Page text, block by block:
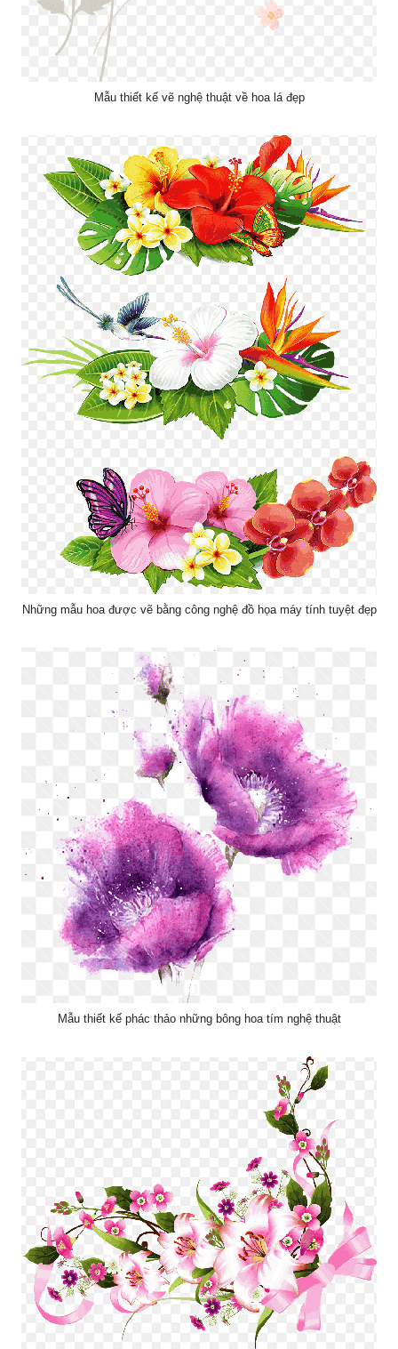
Mẫu thiết kế vẽ nghệ thuật về hoa lá đẹp
Những mẫu hoa được vẽ bằng công nghệ đồ họa máy tính tuyệt đẹp
Mẫu thiết kế phác thảo những bông hoa tím nghệ thuật